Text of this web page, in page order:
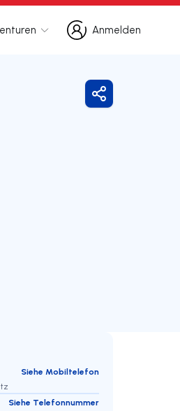
Anmelden
Anmelden
Freigeben
Siehe Mobiltelefon
Siehe Telefonnummer